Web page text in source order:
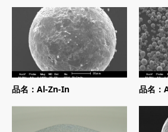
品名：Al-Zn-In 品名：